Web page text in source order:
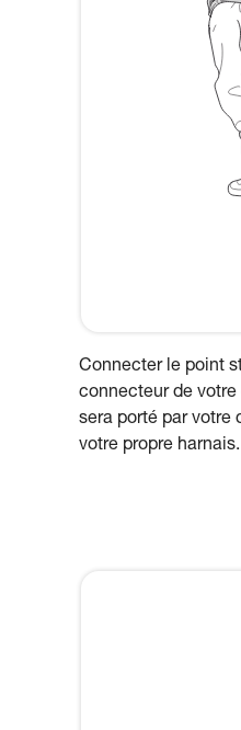
Connecter le point
connecteur de
sera porté par votre
votre propre harnais.